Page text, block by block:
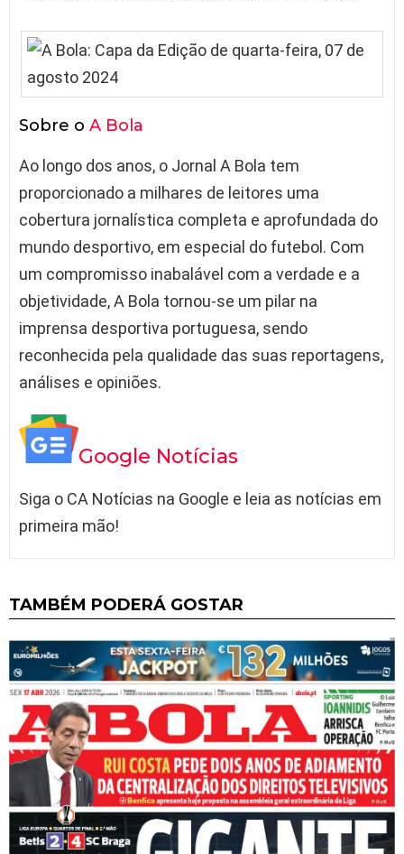
Sobre o A Bola
Ao longo dos anos, o Jornal A Bola tem
proporcionado a milhares de leitores uma
cobertura jornalística completa e aprofundada do
mundo desportivo, em especial do futebol. Com
um compromisso inabalável com a verdade e a
objetividade, A Bola tornou-se um pilar na
imprensa desportiva portuguesa, sendo
reconhecida pela qualidade das suas reportagens,
análises e opiniões.
Google Notícias
Siga o CA Notícias na Google e leia as notícias em
primeira mão!
TAMBÉM PODERÁ GOSTAR